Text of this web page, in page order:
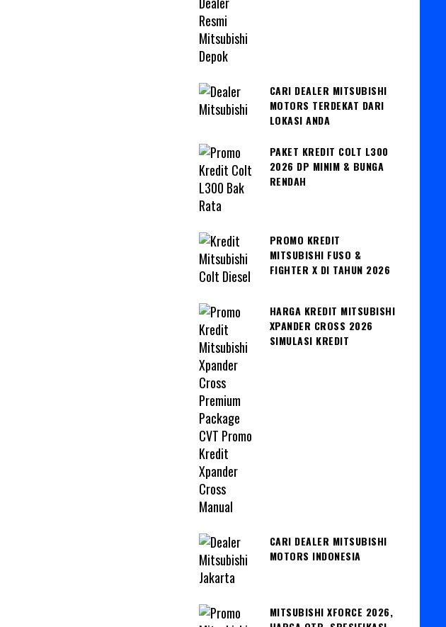
CARI DEALER MITSUBISHI
MOTORS TERDEKAT DARI
LOKASI ANDA
PAKET KREDIT COLT L300
2026 DP MINIM & BUNGA
RENDAH
PROMO KREDIT
MITSUBISHI FUSO &
FIGHTER X DI TAHUN 2026
HARGA KREDIT MITSUBISHI
XPANDER CROSS 2026
SIMULASI KREDIT
CARI DEALER MITSUBISHI
MOTORS INDONESIA
MITSUBISHI XFORCE 2026,